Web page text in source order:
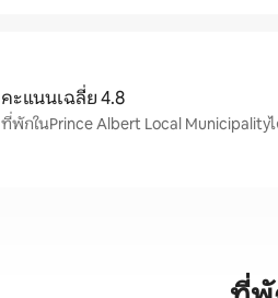
คะแนนเฉลี่ย 4.8
ที่พักในPrince Albert Local